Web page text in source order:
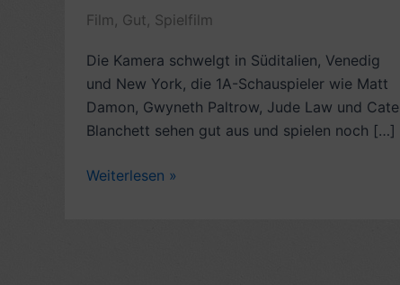
Film , Gut, Spielfilm
Die Kamera schwelgt in Süditalien, Venedig
und New York, die 1A-Schauspieler wie Matt
Damon, Gwyneth Paltrow, Jude Law und Cate
Blanchett sehen gut aus und spielen noch […]
Rezension
Weiterlesen »